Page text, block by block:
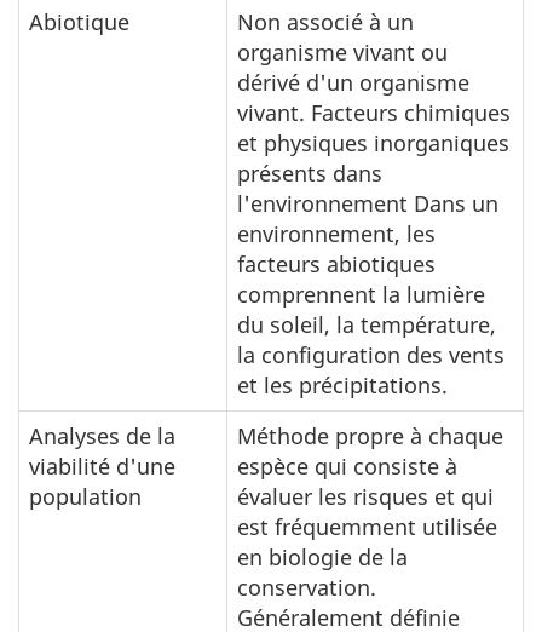
Abiotique
Non associé à un
organisme vivant ou
dérivé d'un organisme
vivant. Facteurs chimiques
et physiques inorganiques
présents dans
l'environnement Dans un
environnement, les
facteurs abiotiques
comprennent la lumière
du soleil, la température,
la configuration des vents
et les précipitations.
Analyses de la
viabilité d'une
population
Méthode propre à chaque
espèce qui consiste à
évaluer les risques et qui
est fréquemment utilisée
en biologie de la
conservation.
Généralement définie